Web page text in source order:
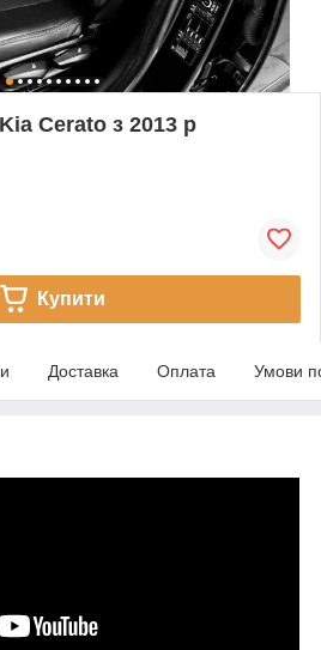
Cerato з 2013 р
Купити
Доставка Оплата Умови